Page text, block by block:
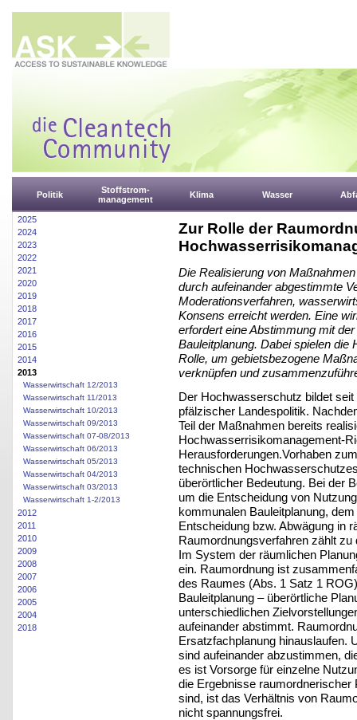
Politik
Stoffstrom-
management
Klima Wasser
2025
2024
2023
2022
2021
2020
2019
2018
2017
2016
2015
2014
2013
Wasserwirtschaft 12/2013
Wasserwirtschaft 11/2013
Wasserwirtschaft 10/2013
Wasserwirtschaft 09/2013
Wasserwirtschaft 07-08/2013
Wasserwirtschaft 06/2013
Wasserwirtschaft 05/2013
Wasserwirtschaft 04/2013
Wasserwirtschaft 03/2013
Wasserwirtschaft 1-2/2013
2012
2011
2010
2009
2008
2007
2006
2005
2004
2018
Zur Rolle der
Die Realisierung von
durch aufeinander abgestimmte
Moderationsverfahren,
Konsens erreicht werden. Eine
erfordert eine Abstimmung mit
Bauleitplanung. Dabei spielen
Rolle, um gebietsbezogene
verknüpfen und
Der Hochwasserschutz bildet
pfälzischer Landespolitik.
Teil der Maßnahmen bereits
Hochwasserrisikomanagement-
Herausforderungen.Vorhaben
technischen
überörtlicher Bedeutung. Bei der
um die Entscheidung von
kommunalen Bauleitplanung,
Entscheidung bzw. Abwägung in
Raumordnungsverfahren zählt
Im System der räumlichen
ein. Raumordnung ist
des Raumes (Abs. 1 Satz 1
Bauleitplanung – überörtliche
unterschiedlichen
aufeinander abstimmt.
Ersatzfachplanung hinauslaufen.
sind aufeinander abzustimmen,
es ist Vorsorge für einzelne
die Ergebnisse raumordnerischer
sind, ist das Verhältnis von
nicht spannungsfrei.